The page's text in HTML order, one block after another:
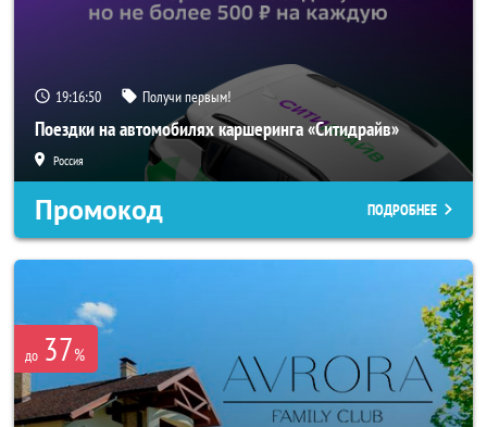
19:16:49 Получи первым!
Поездки на автомобилях каршеринга «Ситидрайв»
Россия
Промокод ПОДРОБНЕЕ
до 37%